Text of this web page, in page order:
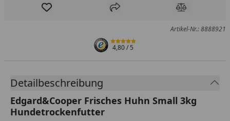
Produkt zur Wunschliste hinzufügen
Teilen Produkt
Artikel-Nr.: 8888921
4,80/ 5
Detailbeschreibung
Edgard&Cooper Frisches Huhn Small 3kg
Hundetrockenfutter